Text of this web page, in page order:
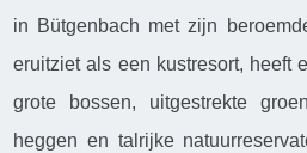
in Bütgenbach met zijn
eruitziet als een kustresort, heeft
grote bossen, uitgestrekte
heggen en talrijke